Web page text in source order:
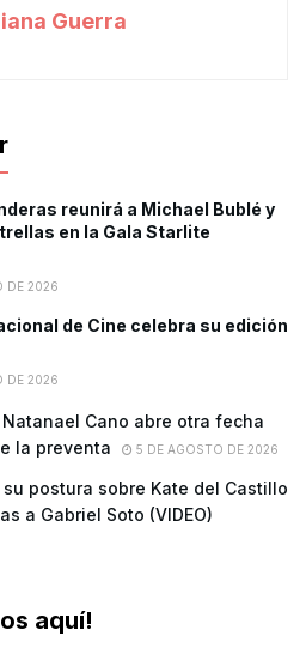
Guerra
reunirá a Michael Bublé y
en la Gala Starlite
DE 2026
de Cine celebra su edición
DE 2026
Cano abre otra fecha
la preventa
5 DE AGOSTO DE 2026
postura sobre Kate del Castillo
a Gabriel Soto (VIDEO)
aquí!